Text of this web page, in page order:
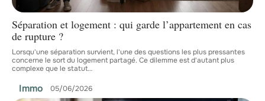
Séparation et logement : qui garde l’appartement en cas
de rupture ?
Lorsqu'une séparation survient, l'une des questions les plus pressantes
concerne le sort du logement partagé. Ce dilemme est d'autant plus
complexe que le statut…
Immo 05/06/2026